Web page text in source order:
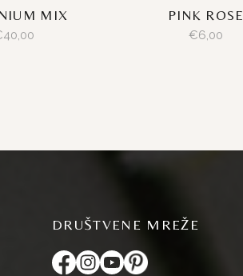
MIX
40,00
PINK ROSE
€6,00
DRUŠTVENE MREŽE